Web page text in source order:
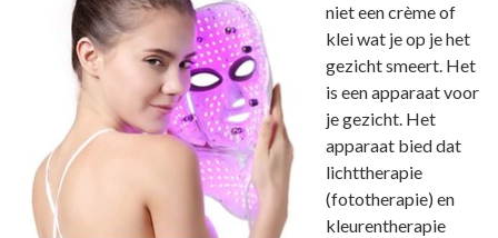
niet een crème of
klei wat je op je het
gezicht smeert. Het
is een apparaat voor
je gezicht. Het
apparaat bied dat
lichttherapie
(fototherapie) en
kleurentherapie